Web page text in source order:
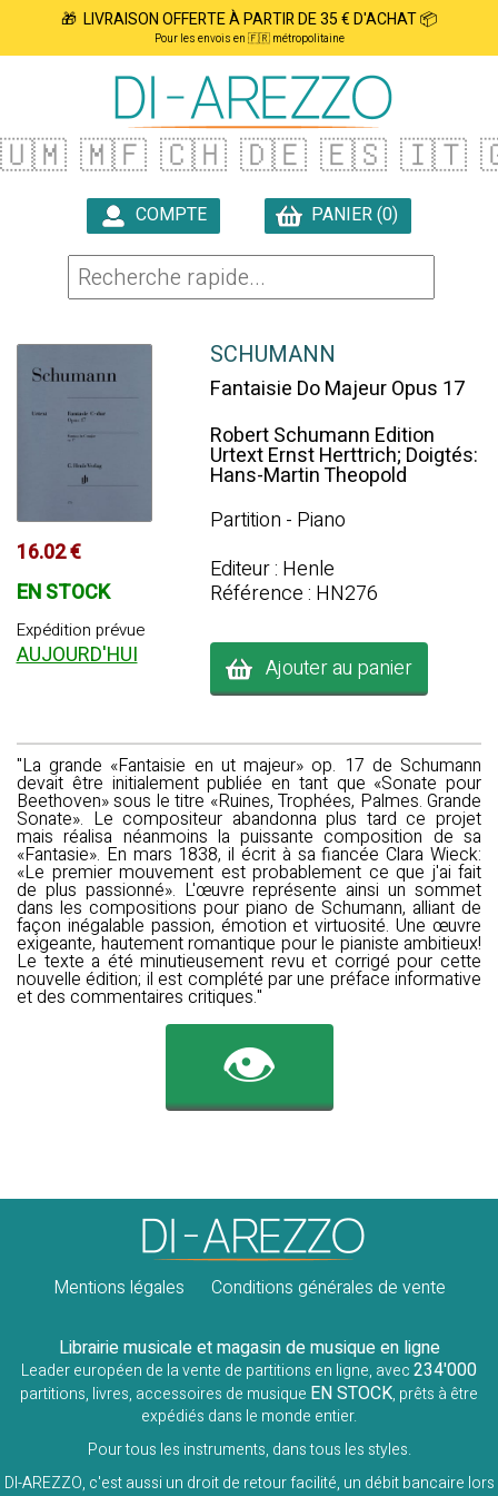
🎁 LIVRAISON OFFERTE À PARTIR DE 35 € D'ACHAT 📦
Pour les envois en 🇫🇷 métropolitaine
🇺🇲 🇲🇫 🇨🇭 🇩🇪 🇪🇸 🇮🇹
COMPTE
PANIER (0)
16.02 €
EN STOCK
Expédition prévue
AUJOURD'HUI
SCHUMANN
Fantaisie Do Majeur Opus 17
Robert Schumann Edition
Urtext Ernst Herttrich; Doigtés:
Hans-Martin Theopold
Partition - Piano
Editeur : Henle
Référence : HN276
Ajouter au panier
"La grande «Fantaisie en ut majeur» op. 17 de Schumann
devait être initialement publiée en tant que «Sonate pour
Beethoven» sous le titre «Ruines, Trophées, Palmes. Grande
Sonate». Le compositeur abandonna plus tard ce projet
mais réalisa néanmoins la puissante composition de sa
«Fantasie». En mars 1838, il écrit à sa fiancée Clara Wieck:
«Le premier mouvement est probablement ce que j'ai fait
de plus passionné». L'œuvre représente ainsi un sommet
dans les compositions pour piano de Schumann, alliant de
façon inégalable passion, émotion et virtuosité. Une œuvre
exigeante, hautement romantique pour le pianiste ambitieux!
Le texte a été minutieusement revu et corrigé pour cette
nouvelle édition; il est complété par une préface informative
et des commentaires critiques."
👁️
Mentions légales Conditions générales de vente
Librairie musicale et magasin de musique en ligne
Leader européen de la vente de partitions en ligne, avec234'000
partitions, livres, accessoires de musique EN STOCK, prêts à être
expédiés dans le monde entier.
Pour tous les instruments, dans tous les styles.
DI-AREZZO, c'est aussi un droit de retour facilité, un débit bancaire lors